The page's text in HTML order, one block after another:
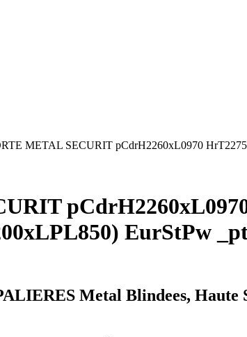
METAL SECURIT pCdrH2260xL0970
EurStPw
Metal Blindees, Haute